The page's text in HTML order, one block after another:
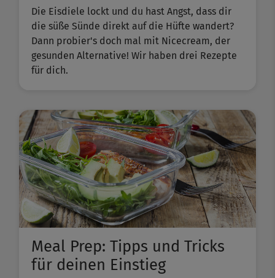
Die Eisdiele lockt und du hast Angst, dass dir
die süße Sünde direkt auf die Hüfte wandert?
Dann probier's doch mal mit Nicecream, der
gesunden Alternative! Wir haben drei Rezepte
für dich.
Meal Prep: Tipps und Tricks
für deinen Einstieg